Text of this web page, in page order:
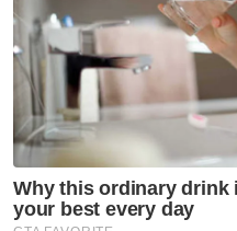
BISNES
Unit
tanah
BISNES
Rizab